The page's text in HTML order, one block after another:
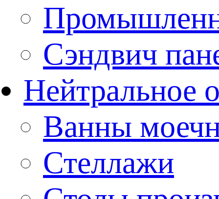
Сэндвич
Нейтральное
Ванны
Стеллажи